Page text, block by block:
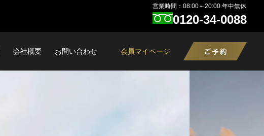
営業時間：08:00～20:00 年中無休
0120-34-0088
会社概要 お問い合わせ 会員マイページ